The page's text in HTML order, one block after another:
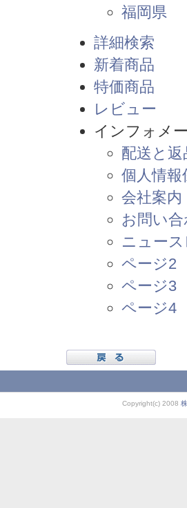
福岡県
詳細検索
新着商品
特価商品
レビュー
インフォメ
配送と
個人情報
会社案内
お問い
ニュー
ページ2
ページ3
ページ4
Copyright(c) 2008